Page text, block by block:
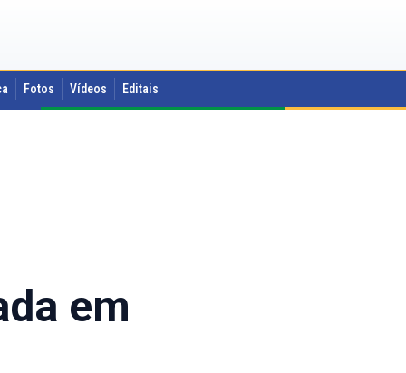
Fotos Vídeos Editais
em